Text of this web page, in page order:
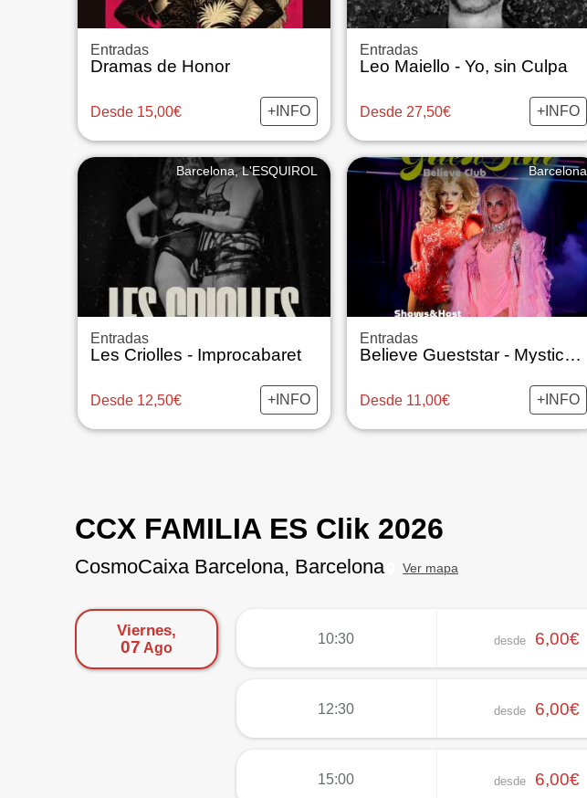
Entradas
Dramas de Honor
Desde 15,00€ +INFO
Entradas
Leo Maiello - Yo, sin Culpa
Desde 27,50€ +INFO
Barcelona, L'ESQUIROL
Entradas
Les Criolles - Improcabaret
Desde 12,50€ +INFO
Barcelona
Entradas
Believe Gueststar - Mystica & Salem Charm
Desde 11,00€ +INFO
CCX FAMILIA ES Clik 2026
CosmoCaixa Barcelona, Barcelona Ver mapa
Viernes,
07 Ago
10:30 desde 6,00€
12:30 desde 6,00€
15:00 desde 6,00€